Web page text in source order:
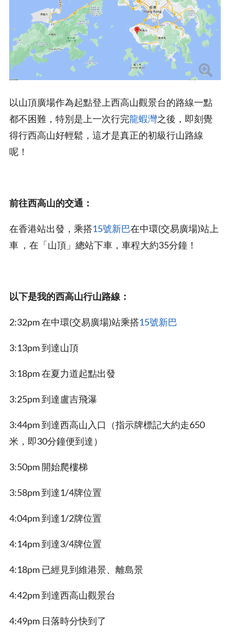
以山頂廣場作為起點登上西高山觀景台的路線一點
都不困難，特別是上一次行完龍蝦灣之後，即刻覺
得行西高山好輕鬆，這才是真正的初級行山路線
呢！
前往西高山的交通：
在香港站出發，乘搭15號新巴在中環(交易廣場)站上
車 ，在「山頂」總站下車，車程大約35分鐘！
以下是我的西高山行山路線：
2:32pm 在中環(交易廣場)站乘搭15號新巴
3:13pm 到達山頂
3:18pm 在夏力道起點出發
3:25pm 到達盧吉飛瀑
3:44pm 到達西高山入口（指示牌標記大約走650
米，即30分鐘便到達）
3:50pm 開始爬樓梯
3:58pm 到達1/4牌位置
4:04pm 到達1/2牌位置
4:14pm 到達3/4牌位置
4:18pm 已經見到維港景、離島景
4:42pm 到達西高山觀景台
4:49pm 日落時分快到了